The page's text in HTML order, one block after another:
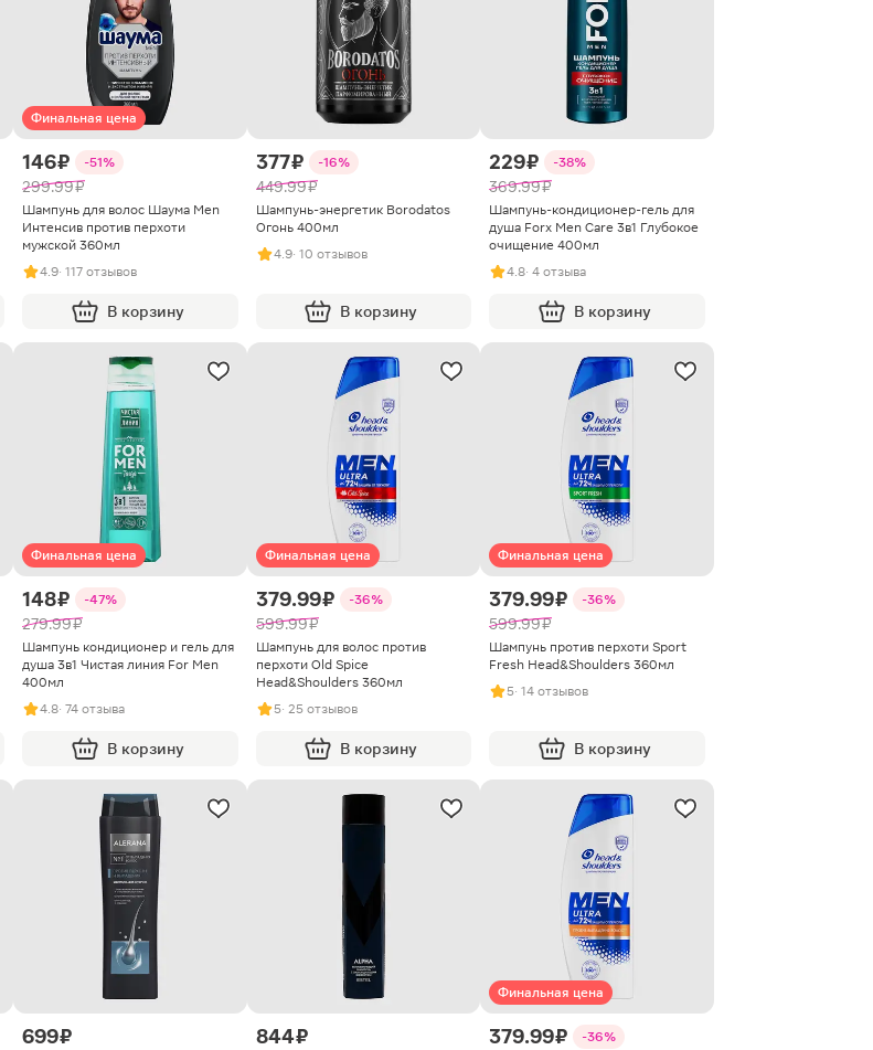
Финальная цена
146 ₽ -51%
299.99 ₽
Шампунь для волос Шаума Men
Интенсив против перхоти
мужской 360мл
4.9· 117 отзывов
В корзину
377 ₽ -16%
449.99 ₽
Шампунь-энергетик Borodatos
Огонь 400мл
4.9· 10 отзывов
В корзину
229 ₽ -38%
369.99 ₽
Шампунь-кондиционер-гель для
душа Forx Men Care 3в1 Глубокое
очищение 400мл
4.8· 4 отзыва
В корзину
Финальная цена
148 ₽ -47%
279.99 ₽
Шампунь кондиционер и гель для
душа 3в1 Чистая линия For Men
400мл
4.8· 74 отзыва
В корзину
Финальная цена
379.99 ₽ -36%
599.99 ₽
Шампунь для волос против
перхоти Old Spice
Head&Shoulders 360мл
5· 25 отзывов
В корзину
Финальная цена
379.99 ₽ -36%
599.99 ₽
Шампунь против перхоти Sport
Fresh Head&Shoulders 360мл
5· 14 отзывов
В корзину
699 ₽ 844 ₽
Финальная цена
379.99 ₽ -36%